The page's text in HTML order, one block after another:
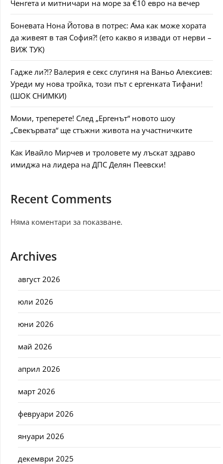
Ченгета и митничари на море за €10 евро на вечер
Боневата Нона Йотова в потрес: Ама как може хората
да живеят в тая София?! (ето какво я извади от нерви –
ВИЖ ТУК)
Гадже ли?!? Валерия е секс слугиня на Ваньо Алексиев:
Уреди му нова тройка, този път с ергенката Тифани!
(ШОК СНИМКИ)
Моми, треперете! След „Ергенът“ новото шоу
„Свекървата“ ще стъжни живота на участничките
Как Ивайло Мирчев и троловете му лъскат здраво
имиджа на лидера на ДПС Делян Пеевски!
Recent Comments
Няма коментари за показване.
Archives
август 2026
юли 2026
юни 2026
май 2026
април 2026
март 2026
февруари 2026
януари 2026
декември 2025